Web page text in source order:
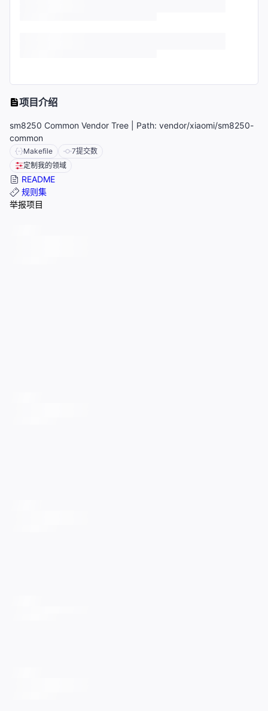
项目介绍
sm8250 Common Vendor Tree | Path: vendor/xiaomi/sm8250-
common
Makefile 7提交数
定制我的领域
README
规则集
举报项目